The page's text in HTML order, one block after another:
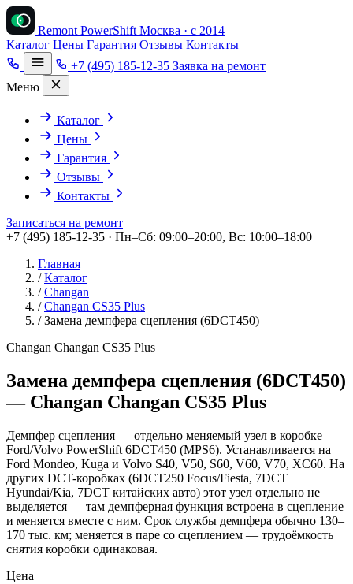
Remont PowerShift Москва · с 2014
Каталог Цены Гарантия Отзывы Контакты
+7 (495) 185-12-35 Заявка на ремонт
Меню
Каталог
Цены
Гарантия
Отзывы
Контакты
Записаться на ремонт
+7 (495) 185-12-35 · Пн–Сб: 09:00–20:00, Вс: 10:00–18:00
Главная
/ Каталог
/ Changan
/ Changan CS35 Plus
/ Замена демпфера сцепления (6DCT450)
Changan Changan CS35 Plus
Замена демпфера сцепления (6DCT450)
— Changan Changan CS35 Plus
Демпфер сцепления — отдельно меняемый узел в коробке
Ford/Volvo PowerShift 6DCT450 (MPS6). Устанавливается на
Ford Mondeo, Kuga и Volvo S40, V50, S60, V60, V70, XC60. На
других DCT-коробках (6DCT250 Focus/Fiesta, 7DCT
Hyundai/Kia, 7DCT китайских авто) этот узел отдельно не
выделяется — там демпферная функция встроена в сцепление
и меняется вместе с ним. Срок службы демпфера обычно 130–
170 тыс. км; меняется в паре со сцеплением — трудоёмкость
снятия коробки одинаковая.
Цена